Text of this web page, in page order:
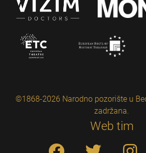
©1868-2026 Narodno pozorište u
zadržana.
Web tim